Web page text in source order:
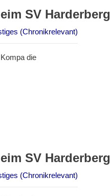
SV Harderberg
(Chronikrelevant)
die
SV Harderberg
(Chronikrelevant)